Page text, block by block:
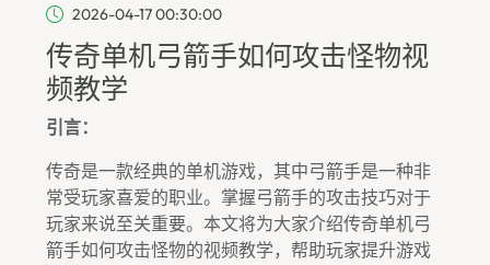
2026-04-17 00:30:00
传奇单机弓箭手如何攻击怪物视
频教学
引言：
传奇是一款经典的单机游戏，其中弓箭手是一种非
常受玩家喜爱的职业。掌握弓箭手的攻击技巧对于
玩家来说至关重要。本文将为大家介绍传奇单机弓
箭手如何攻击怪物的视频教学，帮助玩家提升游戏